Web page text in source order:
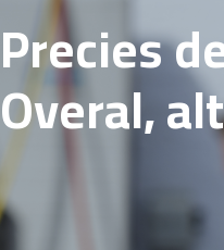
Precies
Overal,